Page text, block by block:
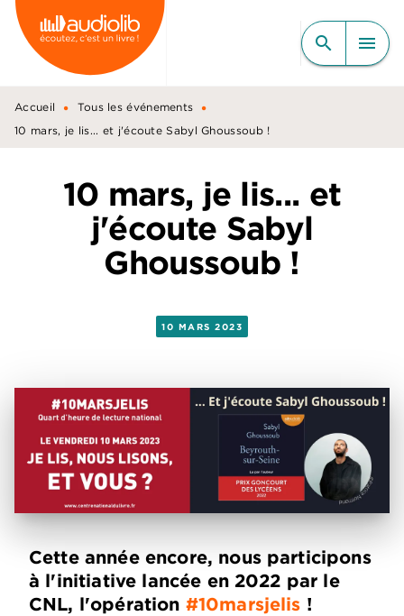
MENU RECHERCHE
CONTENU
PIED DE PAGE
search menu
Accueil • Tous les événements •
10 mars, je lis... et j'écoute Sabyl Ghoussoub !
10 mars, je lis... et
j'écoute Sabyl
Ghoussoub !
10 MARS 2023
Cette année encore, nous participons
à l'initiative lancée en 2022 par le
CNL, l'opération #10marsjelis !